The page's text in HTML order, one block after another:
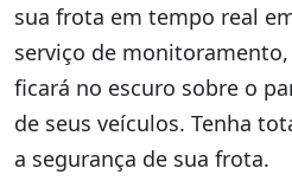
sua frota em tempo real
serviço de
ficará no escuro sobre o
de seus veículos. Tenha
a segurança de sua frota.